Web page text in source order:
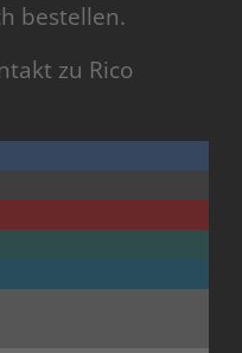
bestellen.
zu Rico